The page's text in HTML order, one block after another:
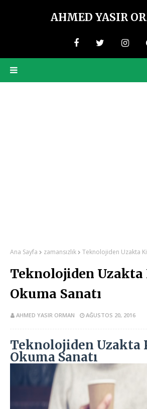
AHMED YASIR
Ana Sayfa zamansızlık Teknolojiden Uzakta
Teknolojiden Uzakta
Okuma Sanatı
AHMED YASIR ORMAN AĞUSTOS 20, 2016
Teknolojiden Uzakta
Okuma Sanatı